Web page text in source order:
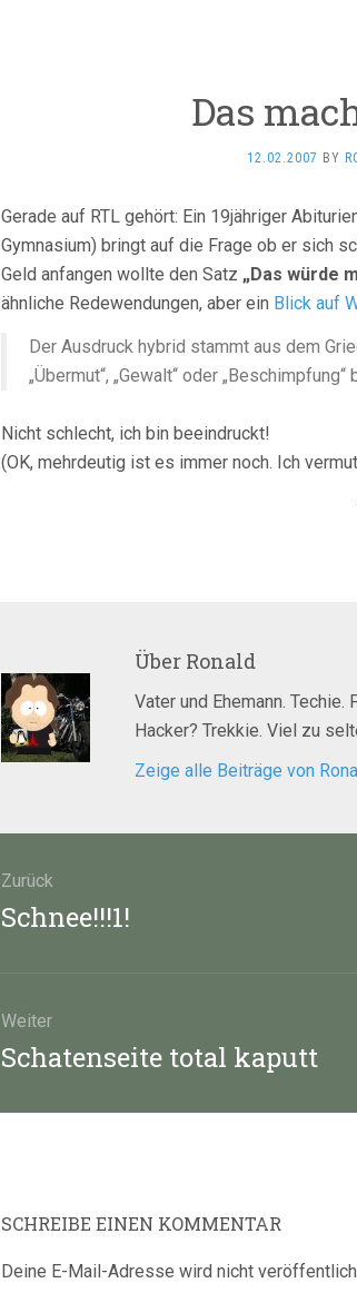
Das
12.02.2007 BY
Gerade auf RTL gehört: Ein 19jähriger
Gymnasium) bringt auf die Frage ob er sich
Geld anfangen wollte den Satz „Das würde
ähnliche Redewendungen, aber ein Blick auf
Der Ausdruck hybrid stammt aus dem
„Übermut“, „Gewalt“ oder „Beschimpfung“
Nicht schlecht, ich bin beeindruckt!
(OK, mehrdeutig ist es immer noch. Ich
Über Ronald
Vater und Ehemann.
Hacker? Trekkie. Viel zu
Zeige alle Beiträge von
Zurück
Vorheriger
Schnee!!!1!
Weiter
Nächster
Schatenseite total kaputt
SCHREIBE EINEN KOMMENTAR
Deine E-Mail-Adresse wird nicht